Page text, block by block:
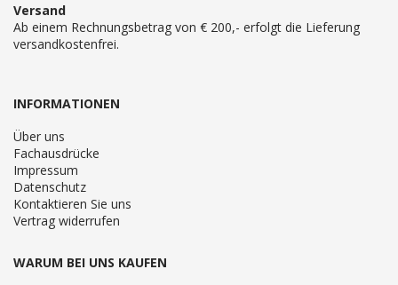
Versand
Ab einem Rechnungsbetrag von € 200,- erfolgt die Lieferung
versandkostenfrei.
INFORMATIONEN
Über uns
Fachausdrücke
Impressum
Datenschutz
Kontaktieren Sie uns
Vertrag widerrufen
WARUM BEI UNS KAUFEN